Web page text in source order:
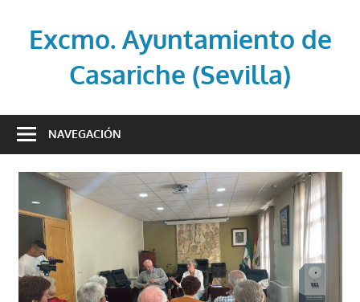
contenidoExcmo. Ayuntamiento de
Casariche (Sevilla)
oficial
Ayuntamiento
Casariche
(Sevilla)
NAVEGACIÓN